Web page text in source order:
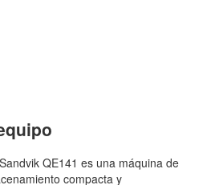
QE141 es una máquina de
compacta y